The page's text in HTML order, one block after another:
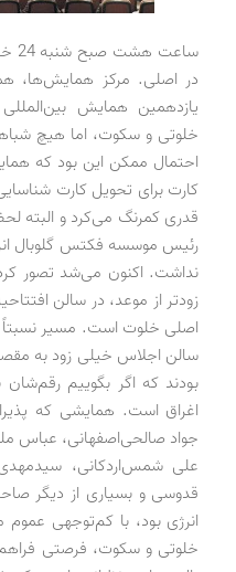
در اصلی. مرکز همایش‌ها،
یازدهمین همایش
خلوتی و سکوت، اما هیچ
احتمال ممکن این بود که
کارت برای تحویل کارت
قدری کمرنگ می‌کرد و البته
رئیس‌ موسسه فکتس‌ گلوبال
نداشت. اکنون می‌شد تصور کرد
زودتر از موعد، در سالن
اصلی خلوت است. مسیر نسبتاً
سالن اجلاس خیلی زود به
اغراق است. همایشی که
جواد صالحی‌اصفهانی، عباس
علی شمس‌اردکانی،
قدوسی و بسیاری از دیگر
انرژی بود، با کم‌توجهی
خلوتی و سکوت، فرصتی فراهم